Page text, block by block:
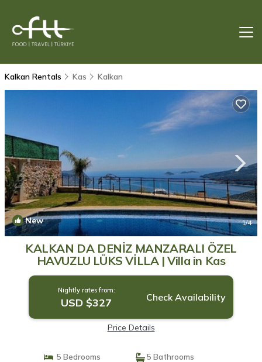
Kalkan Rentals Kas Kalkan
New 1/4
KALKAN DA DENİZ MANZARALI ÖZEL
HAVUZLU LÜKS VİLLA | Villa in Kas
Nightly rates from:
USD $327 Check Availability
Price Details
5 Bedrooms
5 Bathrooms